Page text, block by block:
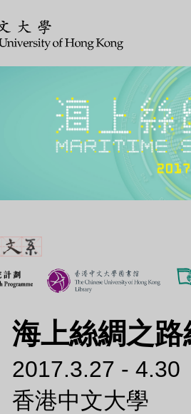
海上絲綢之路
2017.3.27 - 4.30
香港中文大學